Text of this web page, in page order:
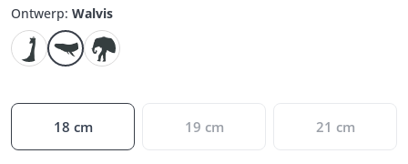
Ontwerp: Walvis
18 cm 19 cm 21 cm